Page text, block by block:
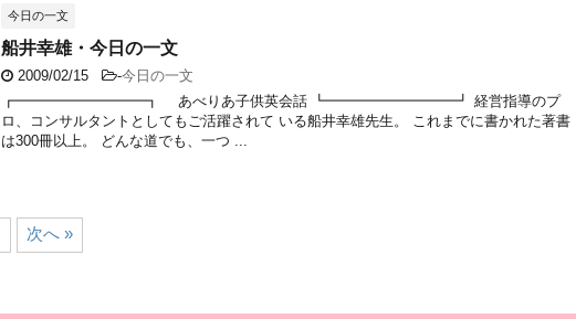
今日の一文
船井幸雄・今日の一文
2009/02/15 -今日の一文
┏━━━━━━━━━┓ あべりあ子供英会話 ┗━━━━━━━━━┛ 経営指導のプ
ロ、コンサルタントとしてもご活躍されて いる船井幸雄先生。 これまでに書かれた著書
は300冊以上。 どんな道でも、一つ ...
次へ »